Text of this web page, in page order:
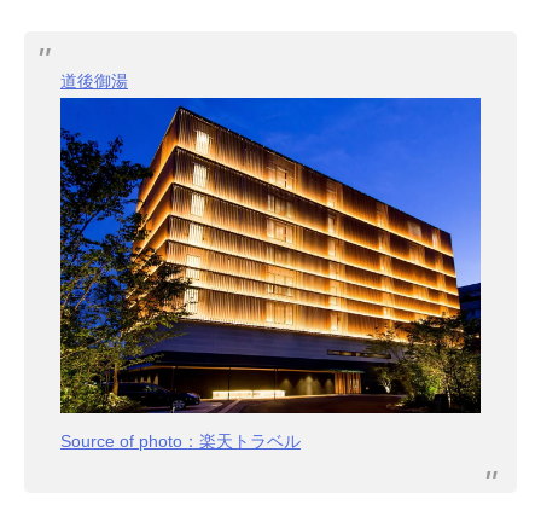
道後御湯
Source of photo：楽天トラベル